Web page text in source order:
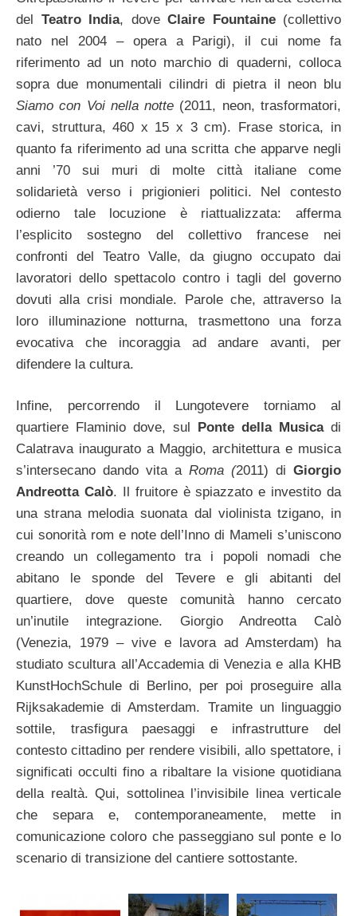
del Teatro India, dove Claire Fountaine(collettivo
nato nel 2004 – opera a Parigi), il cui nome fa
riferimento ad un noto marchio di quaderni, colloca
sopra due monumentali cilindri di pietra il neon blu
Siamo con Voi nella notte (2011, neon, trasformatori,
cavi, struttura, 460 x 15 x 3 cm). Frase storica, in
quanto fa riferimento ad una scritta che apparve negli
anni ’70 sui muri di molte città italiane come
solidarietà verso i prigionieri politici. Nel contesto
odierno tale locuzione è riattualizzata: afferma
l’esplicito sostegno del collettivo francese nei
confronti del Teatro Valle, da giugno occupato dai
lavoratori dello spettacolo contro i tagli del governo
dovuti alla crisi mondiale. Parole che, attraverso la
loro illuminazione notturna, trasmettono una forza
evocativa che incoraggia ad andare avanti, per
difendere la cultura.
Infine, percorrendo il Lungotevere torniamo al
quartiere Flaminio dove, sul Ponte della Musicadi
Calatrava inaugurato a Maggio, architettura e musica
s’intersecano dando vita aRoma (2011) di Giorgio
Andreotta Calò. Il fruitore è spiazzato e investito da
una strana melodia suonata dal violinista tzigano, in
cui sonorità rom e note dell’Inno di Mameli s’uniscono
creando un collegamento tra i popoli nomadi che
abitano le sponde del Tevere e gli abitanti del
quartiere, dove queste comunità hanno cercato
un’inutile integrazione. Giorgio Andreotta Calò
(Venezia, 1979 – vive e lavora ad Amsterdam) ha
studiato scultura all’Accademia di Venezia e alla KHB
KunstHochSchule di Berlino, per poi proseguire alla
Rijksakademie di Amsterdam. Tramite un linguaggio
sottile, trasfigura paesaggi e infrastrutture del
contesto cittadino per rendere visibili, allo spettatore, i
significati occulti fino a ribaltare la visione quotidiana
della realtà. Qui, sottolinea l’invisibile linea verticale
che separa e, contemporaneamente, mette in
comunicazione coloro che passeggiano sul ponte e lo
scenario di transizione del cantiere sottostante.